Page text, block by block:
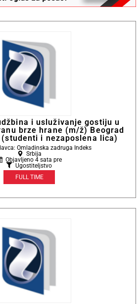
i usluživanje gostiju u
brze hrane (m/ž) Beograd
i nezaposlena lica)
Omladinska zadruga Indeks
Srbija
Objavljeno 4 sata pre
Ugostiteljstvo
FULL TIME